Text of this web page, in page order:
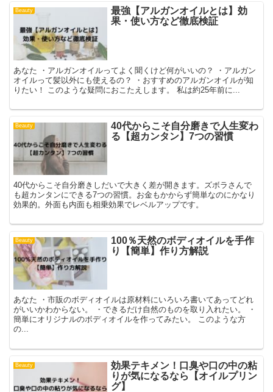
Beauty
最強【アルガンオイルとは】効
果・使い方など徹底検証
あなた ・アルガンオイルってよく聞くけど何がいいの？ ・アルガン
オイルって髪以外にも使えるの？ ・おすすめのアルガンオイルが知
りたい！ このような疑問におこたえします。 私は約25年前に...
Beauty
40代からこそ自分磨きで人生変わ
る【超カンタン】7つの習慣
40代からこそ自分磨きしだいで大きく差が開きます。ズボラさんで
も超カンタンにできる7つの習慣。お金もかからず簡単なのにかなり
効果的。外面も内面も相乗効果でレベルアップです。
Beauty
100％天然のボディオイルを手作
り【簡単】作り方解説
あなた ・市販のボディオイルは原材料にいろいろ書いてあってどれ
がいいかわからない。 ・できるだけ自然のものを取り入れたい。 ・
簡単にオリジナルのボディオイルを作ってみたい。 このような方
の...
Beauty
効果テキメン！口臭や口の中の粘
りが気になるなら【オイルプリン
グ】